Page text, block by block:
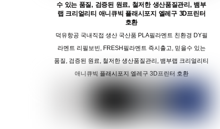
수 있는 품질, 검증된 원료, 철저한 생산품질관리, 뱀부
랩 크리얼리티 애니큐빅 플래시포지 엘레구 3D프린터
호환
덕유항공 국내직접 생산 국산품 PLA필라멘트 친환경 DY필
라멘트 리필보빈, FRESH필라멘트 즉시출고, 믿을수 있는
품질, 검증된 원료, 철저한 생산품질관리, 뱀부랩 크리얼리티
애니큐빅 플래시포지 엘레구 3D프린터 호환